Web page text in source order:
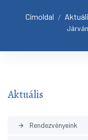
Címoldal /
Aktuális
arrow_forward Rendezvényeink